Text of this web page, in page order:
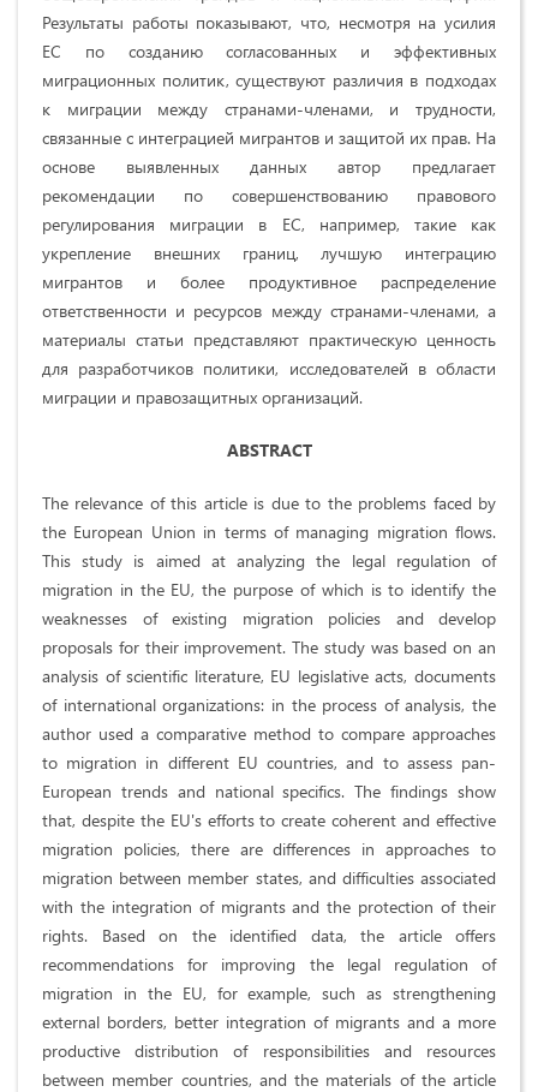
Результаты работы показывают, что, несмотря на усилия
ЕС по созданию согласованных и эффективных
миграционных политик, существуют различия в подходах
к миграции между странами-членами, и трудности,
связанные с интеграцией мигрантов и защитой их прав. На
основе выявленных данных автор предлагает
рекомендации по совершенствованию правового
регулирования миграции в ЕС, например, такие как
укрепление внешних границ, лучшую интеграцию
мигрантов и более продуктивное распределение
ответственности и ресурсов между странами-членами, а
материалы статьи представляют практическую ценность
для разработчиков политики, исследователей в области
миграции и правозащитных организаций.
ABSTRACT
The relevance of this article is due to the problems faced by
the European Union in terms of managing migration flows.
This study is aimed at analyzing the legal regulation of
migration in the EU, the purpose of which is to identify the
weaknesses of existing migration policies and develop
proposals for their improvement. The study was based on an
analysis of scientific literature, EU legislative acts, documents
of international organizations: in the process of analysis, the
author used a comparative method to compare approaches
to migration in different EU countries, and to assess pan-
European trends and national specifics. The findings show
that, despite the EU's efforts to create coherent and effective
migration policies, there are differences in approaches to
migration between member states, and difficulties associated
with the integration of migrants and the protection of their
rights. Based on the identified data, the article offers
recommendations for improving the legal regulation of
migration in the EU, for example, such as strengthening
external borders, better integration of migrants and a more
productive distribution of responsibilities and resources
between member countries, and the materials of the article